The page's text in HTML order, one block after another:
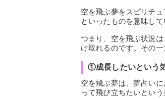
空を飛ぶ夢をスピリチ
といったものを意味し
つまり、空を飛ぶ状況
け取れるのです。その
①成長したいという
空を飛ぶ夢は、夢占いに
って飛び立ちたいとい